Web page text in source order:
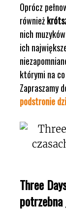
Oprócz
również
nich
ich
którymi na
Zapraszamy
podstronie
Three